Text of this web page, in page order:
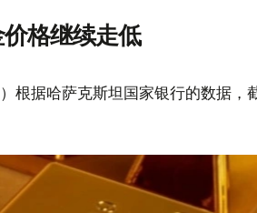
格继续走低
）根据哈萨克斯坦国家银行的数据